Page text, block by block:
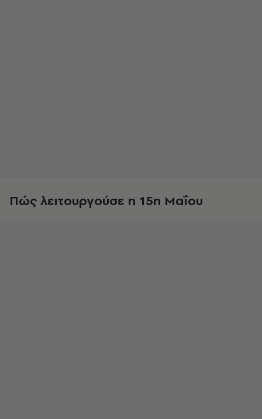
Πώς λειτουργούσε η 15η Μαΐου